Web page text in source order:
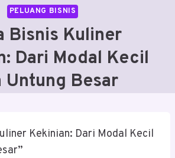
PELUANG BISNIS
Bisnis Kuliner
Dari Modal Kecil
Untung Besar
Kekinian: Dari Modal Kecil